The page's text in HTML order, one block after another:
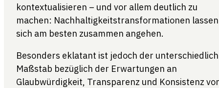
kontextualisieren – und vor allem deutlich zu
machen: Nachhaltigkeitstransformationen lassen
sich am besten zusammen angehen.
Besonders eklatant ist jedoch der
Maßstab bezüglich der Erwartungen an
Glaubwürdigkeit, Transparenz und Konsistenz